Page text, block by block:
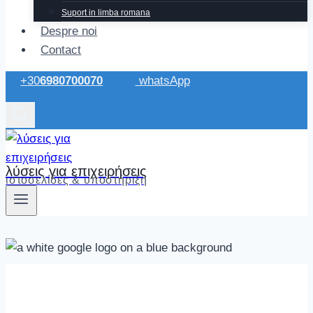
Suport in limba romana
Despre noi
Contact
+306980700070 whatsApp
λύσεις για επιχειρήσεις
ιστοσελίδες & υποστήριξη